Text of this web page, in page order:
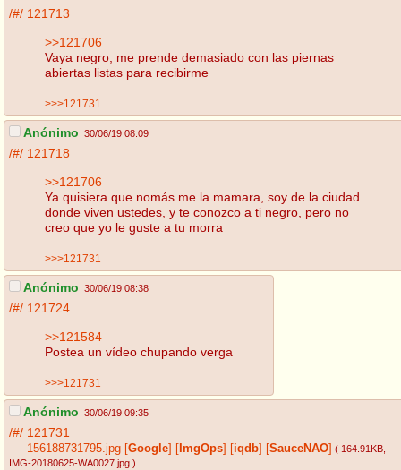
/#/ 121713
>>121706
Vaya negro, me prende demasiado con las piernas
abiertas listas para recibirme
>>>121731
Anónimo 30/06/19 08:09
/#/ 121718
>>121706
Ya quisiera que nomás me la mamara, soy de la ciudad
donde viven ustedes, y te conozco a ti negro, pero no
creo que yo le guste a tu morra
>>>121731
Anónimo 30/06/19 08:38
/#/ 121724
>>121584
Postea un vídeo chupando verga
>>>121731
Anónimo 30/06/19 09:35
/#/ 121731
156188731795.jpg Google ImgOps iqdb SauceNAO ( 164.91KB
IMG-20180625-WA0027.jpg )